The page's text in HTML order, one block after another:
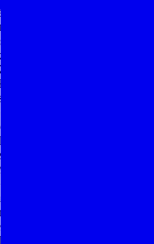
» Onderhoud
» Gefilterd water
» Pvd Techniek
» Keukenmeubilair
» Keukenverlichting
» Leddriver
» Losse keukenapparaten
(ronde)
» Aansluitmaterialen
Montagematerialen »
t.b.v. spoelunits
aansluitmateriaal